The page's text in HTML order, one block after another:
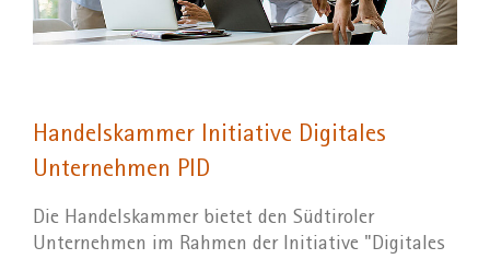
Handelskammer Initiative Digitales
Unternehmen PID
Die Handelskammer bietet den Südtiroler
Unternehmen im Rahmen der Initiative "Digitales